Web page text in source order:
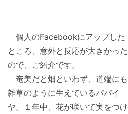
個人のFacebookにアップした
ところ、意外と反応が大きかった
ので、ご紹介です。
奄美だと畑といわず、道端にも
雑草のように生えているパパイ
ヤ。１年中、花が咲いて実をつけ